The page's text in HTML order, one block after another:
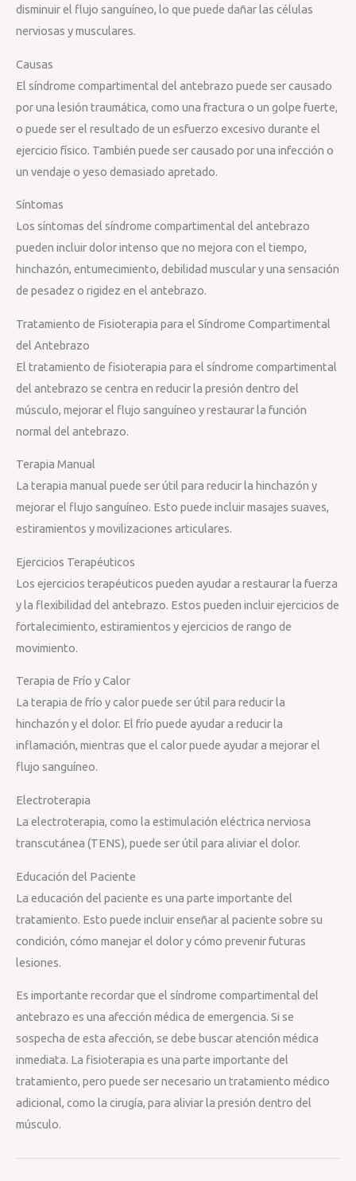
disminuir el flujo sanguíneo, lo que puede dañar las células
nerviosas y musculares.
Causas
El síndrome compartimental del antebrazo puede ser causado
por una lesión traumática, como una fractura o un golpe fuerte,
o puede ser el resultado de un esfuerzo excesivo durante el
ejercicio físico. También puede ser causado por una infección o
un vendaje o yeso demasiado apretado.
Síntomas
Los síntomas del síndrome compartimental del antebrazo
pueden incluir dolor intenso que no mejora con el tiempo,
hinchazón, entumecimiento, debilidad muscular y una sensación
de pesadez o rigidez en el antebrazo.
Tratamiento de Fisioterapia para el Síndrome Compartimental
del Antebrazo
El tratamiento de fisioterapia para el síndrome compartimental
del antebrazo se centra en reducir la presión dentro del
músculo, mejorar el flujo sanguíneo y restaurar la función
normal del antebrazo.
Terapia Manual
La terapia manual puede ser útil para reducir la hinchazón y
mejorar el flujo sanguíneo. Esto puede incluir masajes suaves,
estiramientos y movilizaciones articulares.
Ejercicios Terapéuticos
Los ejercicios terapéuticos pueden ayudar a restaurar la fuerza
y la flexibilidad del antebrazo. Estos pueden incluir ejercicios de
fortalecimiento, estiramientos y ejercicios de rango de
movimiento.
Terapia de Frío y Calor
La terapia de frío y calor puede ser útil para reducir la
hinchazón y el dolor. El frío puede ayudar a reducir la
inflamación, mientras que el calor puede ayudar a mejorar el
flujo sanguíneo.
Electroterapia
La electroterapia, como la estimulación eléctrica nerviosa
transcutánea (TENS), puede ser útil para aliviar el dolor.
Educación del Paciente
La educación del paciente es una parte importante del
tratamiento. Esto puede incluir enseñar al paciente sobre su
condición, cómo manejar el dolor y cómo prevenir futuras
lesiones.
Es importante recordar que el síndrome compartimental del
antebrazo es una afección médica de emergencia. Si se
sospecha de esta afección, se debe buscar atención médica
inmediata. La fisioterapia es una parte importante del
tratamiento, pero puede ser necesario un tratamiento médico
adicional, como la cirugía, para aliviar la presión dentro del
músculo.